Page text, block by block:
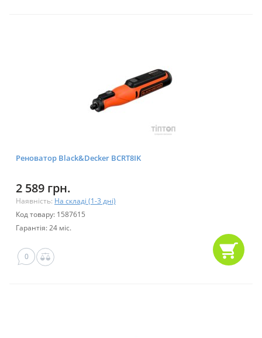
Реноватор Black&Decker BCRT8IK
2 589 грн.
Наявність: На складі (1-3 дні)
Код товару: 1587615
Гарантія: 24 міс.
0